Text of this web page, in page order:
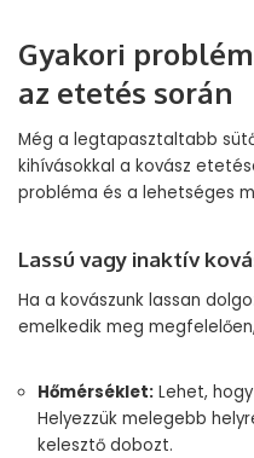
Gyakori
az etetés során
Még a legtapasztaltabb
kihívásokkal a kovász
probléma és a lehetséges
Lassú vagy inaktív
Ha a kovászunk lassan
emelkedik meg
Hőmérséklet: Lehet,
Helyezzük melegebb
kelesztő dobozt.